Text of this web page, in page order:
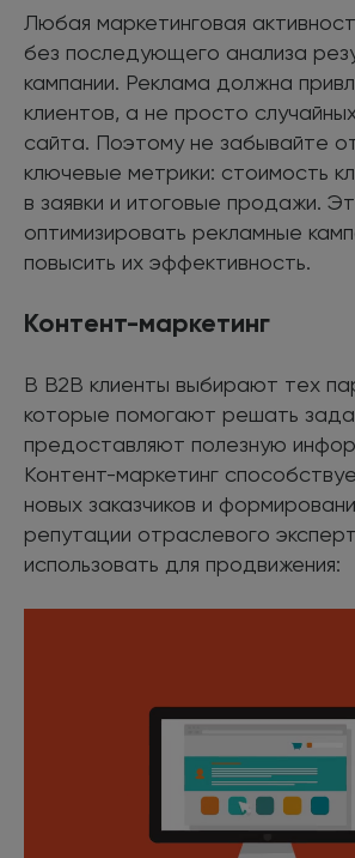
Любая маркетинговая
без последующего анализа
кампании. Реклама должна
клиентов, а не просто
сайта. Поэтому не забывайте
ключевые метрики: стоимость
в заявки и итоговые продажи.
оптимизировать рекламные
повысить их эффективность.
Контент-маркетинг
В B2B клиенты выбирают тех
которые помогают решать
предоставляют полезную
Контент-маркетинг
новых заказчиков и
репутации отраслевого
использовать для продвижения: